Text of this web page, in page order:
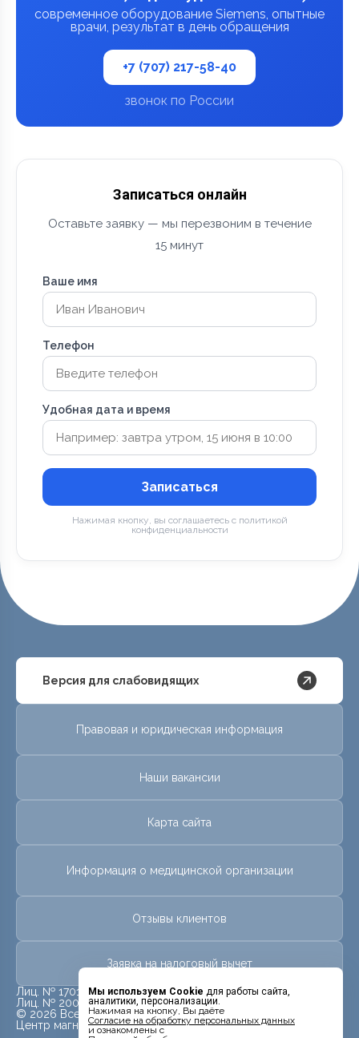
Мы используем Cookie для работы сайта,
аналитики, персонализации.
Нажимая на кнопку, Вы даёте
Cогласие на обработку персональных данных
и ознакомлены с
современное оборудование Siemens, опытные
врачи, результат в день обращения
+7 (707) 217-58-40
звонок по России
Записаться онлайн
Оставьте заявку — мы перезвоним в течение
15 минут
Ваше имя
Телефон
Удобная дата и время
Записаться
Нажимая кнопку, вы соглашаетесь с политикой
конфиденциальности
Версия для слабовидящих
Правовая и юридическая информация
Наши вакансии
Карта сайта
Информация о медицинской организации
Отзывы клиентов
Заявка на налоговый вычет
Лиц. № 17013581 от 28 июля 2017 г.
Лиц. № 20009926 от 09 июля 2020 г.
© 2026 Все права защищены.
Центр магнитно-резонансной томографии «МРТ Лидер»